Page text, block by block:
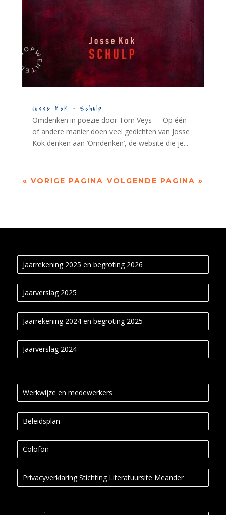
Josse Kok – Schulp
Omdenken in poëzie door Tom Veys - - Op één
of andere manier doen veel gedichten van Josse
Kok denken aan ‘Omdenken’, de website die je...
« VORIGE PAGINA VOLGENDE PAGINA »
Jaarrekening 2025 en begroting 2026
Jaarverslag 2025
Jaarrekening 2024 en begroting 2025
Jaarverslag 2024
Werkwijze en medewerkers
Beleidsplan
Colofon
Privacyverklaring Stichting Literatuursite Meander